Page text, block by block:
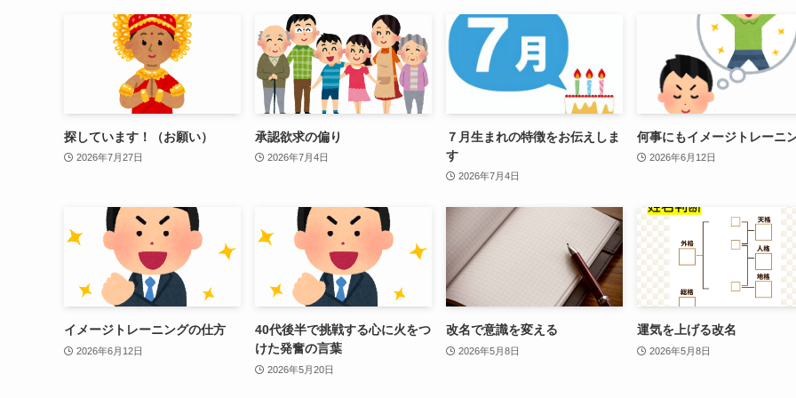
探しています！（お願い）
2026年7月27日
承認欲求の偏り
2026年7月4日
７月生まれの特徴をお伝えしま
す
2026年7月4日
何事にもイメージトレーニ
2026年6月12日
イメージトレーニングの仕方
2026年6月12日
40代後半で挑戦する心に火をつ
けた発奮の言葉
2026年5月20日
改名で意識を変える
2026年5月8日
運気を上げる改名
2026年5月8日